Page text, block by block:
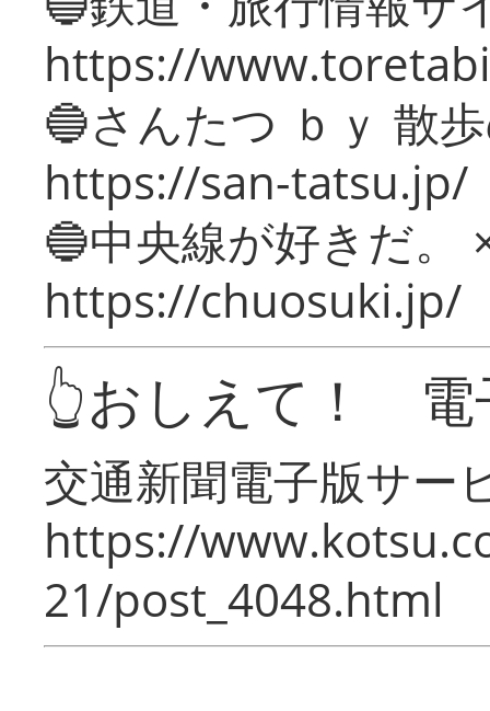
https://
🔵さんたつ ｂｙ 散
https://san-tatsu.jp/
🔵中央線が好きだ。
https://chuosuki.jp/
👆おしえて！ 電
交通新聞電子版サー
https://
21/post_4048.html